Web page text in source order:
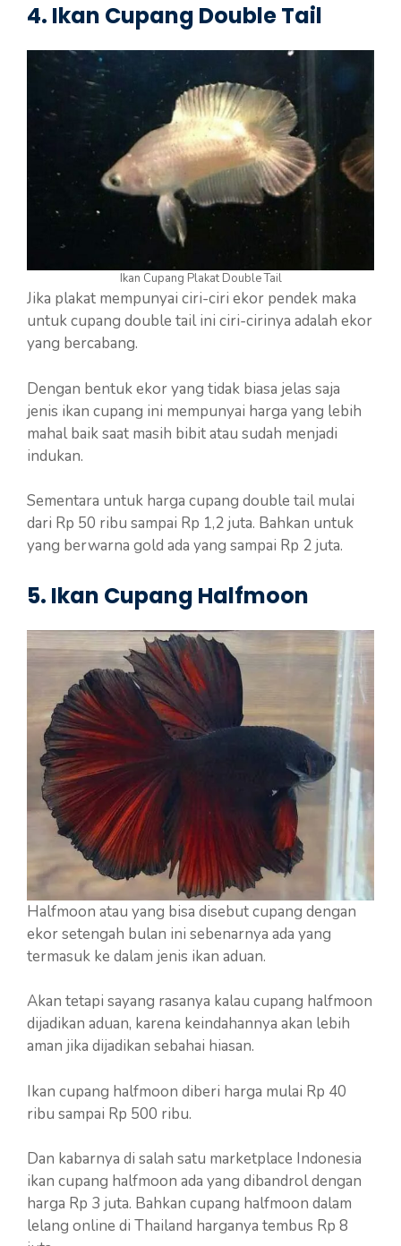
4. Ikan Cupang Double Tail
Ikan Cupang Plakat Double Tail
Jika plakat mempunyai ciri-ciri ekor pendek maka
untuk cupang double tail ini ciri-cirinya adalah ekor
yang bercabang.
Dengan bentuk ekor yang tidak biasa jelas saja
jenis ikan cupang ini mempunyai harga yang lebih
mahal baik saat masih bibit atau sudah menjadi
indukan.
Sementara untuk harga cupang double tail mulai
dari Rp 50 ribu sampai Rp 1,2 juta. Bahkan untuk
yang berwarna gold ada yang sampai Rp 2 juta.
5. Ikan Cupang Halfmoon
Halfmoon atau yang bisa disebut cupang dengan
ekor setengah bulan ini sebenarnya ada yang
termasuk ke dalam jenis ikan aduan.
Akan tetapi sayang rasanya kalau cupang halfmoon
dijadikan aduan, karena keindahannya akan lebih
aman jika dijadikan sebahai hiasan.
Ikan cupang halfmoon diberi harga mulai Rp 40
ribu sampai Rp 500 ribu.
Dan kabarnya di salah satu marketplace Indonesia
ikan cupang halfmoon ada yang dibandrol dengan
harga Rp 3 juta. Bahkan cupang halfmoon dalam
lelang online di Thailand harganya tembus Rp 8